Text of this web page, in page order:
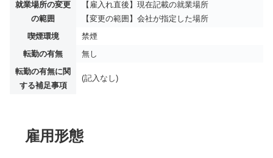
就業場所の変更
の範囲
【雇入れ直後】現在記載の就業場所
【変更の範囲】会社が指定した場所
喫煙環境
禁煙
転勤の有無
無し
転勤の有無に関
する補足事項
(記入なし)
雇用形態